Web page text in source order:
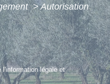
> Autorisation
l'information légale et